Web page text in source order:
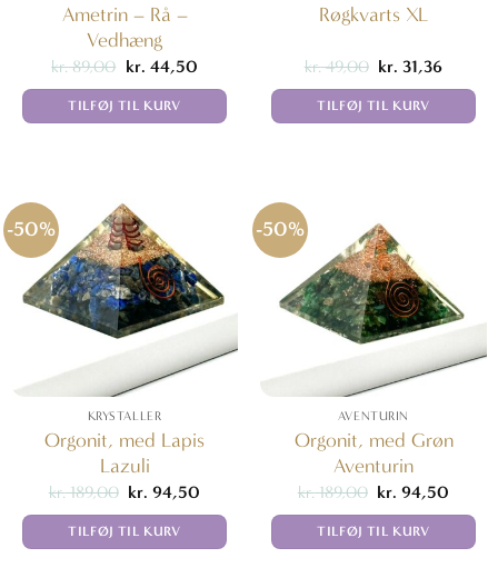
Ametrin – Rå –
Vedhæng
kr.89,00 Den
pris
var:
kr. 44,50Den
TILFØJ TIL KURV
Røgkvarts XL
kr.49,00 Den
pris
var:
kr. 31,36Den
TILFØJ TIL KURV
-50%
KRYSTALLER
Orgonit, med Lapis
Lazuli
kr.189,00 Den
pris
var:
kr. 94,50
pris
TILFØJ TIL KURV
-50%
AVENTURIN
Orgonit, med Grøn
Aventurin
kr.189,00 Den
pris
var:
kr. 94,50
pris
TILFØJ TIL KURV